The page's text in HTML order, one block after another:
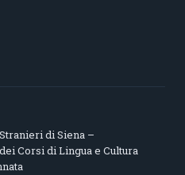
di Siena –
Corsi di Lingua e Cultura